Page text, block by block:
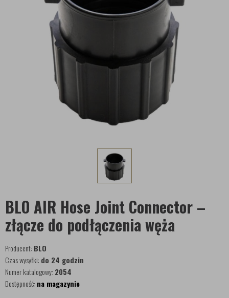
BLO AIR Hose Joint Connector –
złącze do podłączenia węża
Producent: BLO
Czas wysyłki: do 24 godzin
Numer katalogowy: 2054
Dostępność: na magazynie